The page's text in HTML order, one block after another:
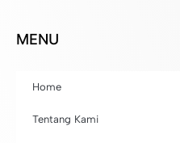
MENU
Home
Tentang Kami